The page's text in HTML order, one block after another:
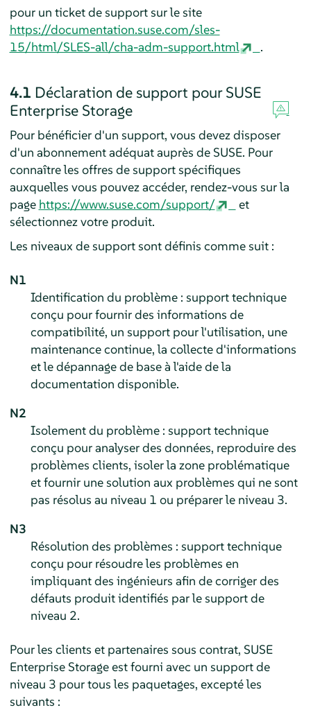
pour un ticket de support sur le site
https://documentation.suse.com/sles-
15/html/SLES-all/cha-adm-support.html
.
4.1 Déclaration de support pour SUSE
Enterprise Storage
Pour bénéficier d'un support, vous devez disposer
d'un abonnement adéquat auprès de SUSE. Pour
connaître les offres de support spécifiques
auxquelles vous pouvez accéder, rendez-vous sur la
page https://www.suse.com/support/
et
sélectionnez votre produit.
Les niveaux de support sont définis comme suit :
N1
Identification du problème : support technique
conçu pour fournir des informations de
compatibilité, un support pour l'utilisation, une
maintenance continue, la collecte d'informations
et le dépannage de base à l'aide de la
documentation disponible.
N2
Isolement du problème : support technique
conçu pour analyser des données, reproduire des
problèmes clients, isoler la zone problématique
et fournir une solution aux problèmes qui ne sont
pas résolus au niveau 1 ou préparer le niveau 3.
N3
Résolution des problèmes : support technique
conçu pour résoudre les problèmes en
impliquant des ingénieurs afin de corriger des
défauts produit identifiés par le support de
niveau 2.
Pour les clients et partenaires sous contrat, SUSE
Enterprise Storage est fourni avec un support de
niveau 3 pour tous les paquetages, excepté les
suivants :